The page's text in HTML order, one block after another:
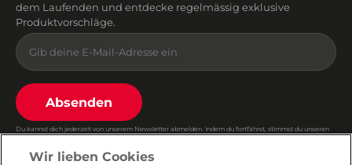
dem Laufenden und entdecke regelmässig exklusive
Produktvorschläge.
Absenden
Du kannst dich jederzeit von unserem Newsletter abmelden. Indem du fortfährst, stimmst du unseren
Wir lieben Cookies